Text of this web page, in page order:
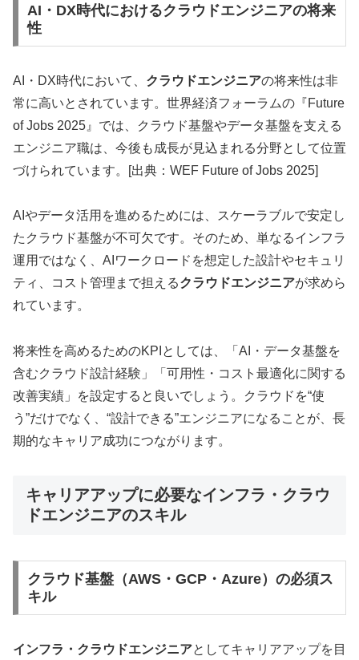
AI・DX時代におけるクラウドエンジニアの将来
性
AI・DX時代において、 クラウドエンジニアの将来性は非
常に高いとされています。世界経済フォーラムの『Future
of Jobs 2025』では、クラウド基盤やデータ基盤を支える
エンジニア職は、今後も成長が見込まれる分野として位置
づけられています。[出典：WEF Future of Jobs 2025]
AIやデータ活用を進めるためには、スケーラブルで安定し
たクラウド基盤が不可欠です。そのため、単なるインフラ
運用ではなく、AIワークロードを想定した設計やセキュリ
ティ、コスト管理まで担えるクラウドエンジニアが求めら
れています。
将来性を高めるためのKPIとしては、「AI・データ基盤を
含むクラウド設計経験」「可用性・コスト最適化に関する
改善実績」を設定すると良いでしょう。クラウドを“使
う”だけでなく、“設計できる”エンジニアになることが、長
期的なキャリア成功につながります。
キャリアアップに必要なインフラ・クラウ
ドエンジニアのスキル
クラウド基盤（AWS・GCP・Azure）の必須ス
キル
インフラ・クラウドエンジニアとしてキャリアアップを目